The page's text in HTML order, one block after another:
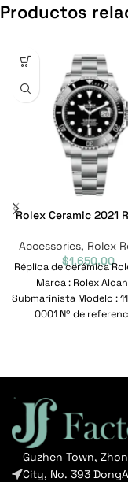
Productos
Rolex Ceramic 2021
Accessories, Rolex
$1,650.00
Réplica de cerámica
Marca : Rolex
Submarinista Modelo :
0001 Nº de
Guzhen Town,
City, No. 393